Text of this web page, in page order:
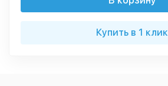
Купить в 1 клик